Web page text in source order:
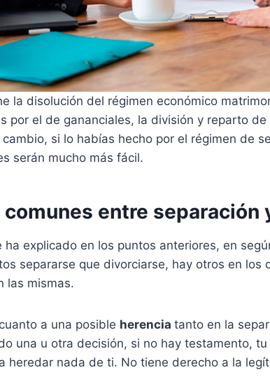
la disolución del régimen económico
por el de gananciales, la división y reparto
cambio, si lo habías hecho por el régimen de
serán mucho más fácil.
entre separación
ha explicado en los puntos anteriores, en
separarse que divorciarse, hay otros en los
las mismas.
a una posible herencia tanto en la
una u otra decisión, si no hay testamento,
heredar nada de ti. No tiene derecho a la